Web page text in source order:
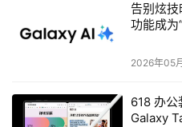
（1）系统全面深入专业
首先，通过第一阶段专业基
程的专业强化培训，使学员
术、网络技术及电子商务；
告别炫
功能成为
2026年05
618 办公
Galaxy